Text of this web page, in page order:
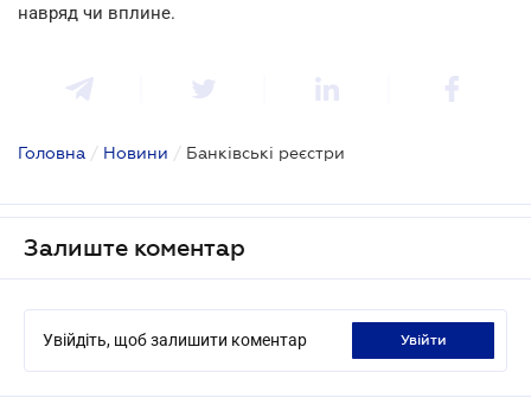
навряд чи вплине.
Головна / Новини / Банківські реєстри
Залиште коментар
Увійдіть, щоб залишити коментар увійти